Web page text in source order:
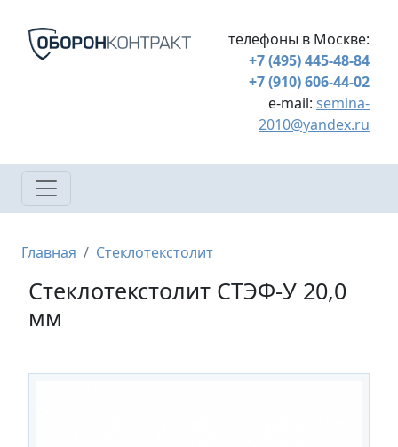
телефоны в Москве:
+7 (495) 445-48-84
+7 (910) 606-44-02
e-mail: semina-
2010@yandex.ru
Строка навигации
Главная Стеклотекстолит
Стеклотекстолит СТЭФ-У 20,0
мм